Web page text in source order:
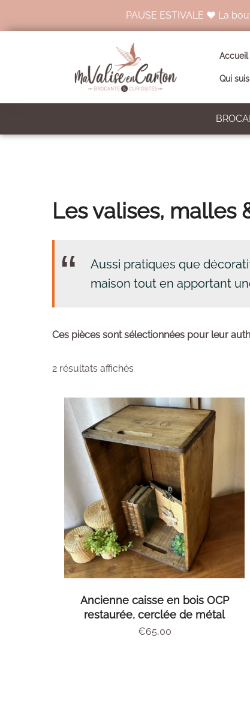
PAUSE ESTIVALE ♥ La
Accueil
Qui
Les valises, malles
Aussi pratiques que
maison tout en apportant
Ces pièces sont sélectionnées pour leur
2 résultats affichés
AJOUTER AU PANIER
Ancienne caisse en bois OCP
restaurée, cerclée de métal
€65,00